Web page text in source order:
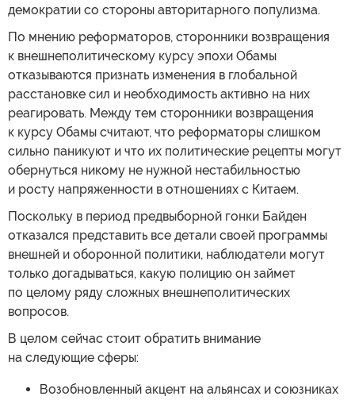
демократии со стороны авторитарного популизма.
По мнению реформаторов, сторонники возвращения
к внешнеполитическому курсу эпохи Обамы
отказываются признать изменения в глобальной
расстановке сил и необходимость активно на них
реагировать. Между тем сторонники возвращения
к курсу Обамы считают, что реформаторы слишком
сильно паникуют и что их политические рецепты могут
обернуться никому не нужной нестабильностью
и росту напряженности в отношениях с Китаем.
Поскольку в период предвыборной гонки Байден
отказался представить все детали своей программы
внешней и оборонной политики, наблюдатели могут
только догадываться, какую полицию он займет
по целому ряду сложных внешнеполитических
вопросов.
В целом сейчас стоит обратить внимание
на следующие сферы:
Возобновленный акцент на альянсах и союзниках